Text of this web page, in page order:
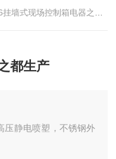
墙式现场控制箱电器之都生产
都生产
压静电喷塑，不锈钢外